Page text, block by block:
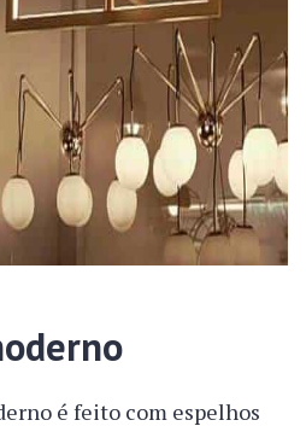
é feito com espelhos